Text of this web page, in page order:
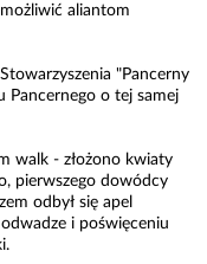
aliantom
"Pancerny
Pancernego o tej samej
walk - złożono kwiaty
pierwszego dowódcy
odbył się apel
i poświęceniu